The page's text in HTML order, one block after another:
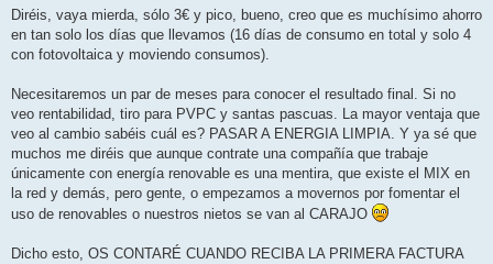
Diréis, vaya mierda, sólo 3€ y pico, bueno, creo que es muchísimo ahorro
en tan solo los días que llevamos (16 días de consumo en total y solo 4
con fotovoltaica y moviendo consumos).
Necesitaremos un par de meses para conocer el resultado final. Si no
veo rentabilidad, tiro para PVPC y santas pascuas. La mayor ventaja que
veo al cambio sabéis cuál es? PASAR A ENERGIA LIMPIA. Y ya sé que
muchos me diréis que aunque contrate una compañía que trabaje
únicamente con energía renovable es una mentira, que existe el MIX en
la red y demás, pero gente, o empezamos a movernos por fomentar el
uso de renovables o nuestros nietos se van al CARAJO
Dicho esto, OS CONTARÉ CUANDO RECIBA LA PRIMERA FACTURA